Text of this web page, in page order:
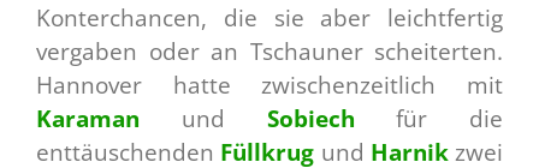
Konterchancen, die sie aber leichtfertig
vergaben oder an Tschauner scheiterten.
Hannover hatte zwischenzeitlich mit
Karaman und Sobiech für die
enttäuschenden Füllkrug und Harnikzwei